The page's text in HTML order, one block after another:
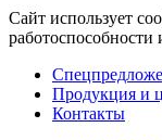
Сайт использует
Продукция и
Контакты